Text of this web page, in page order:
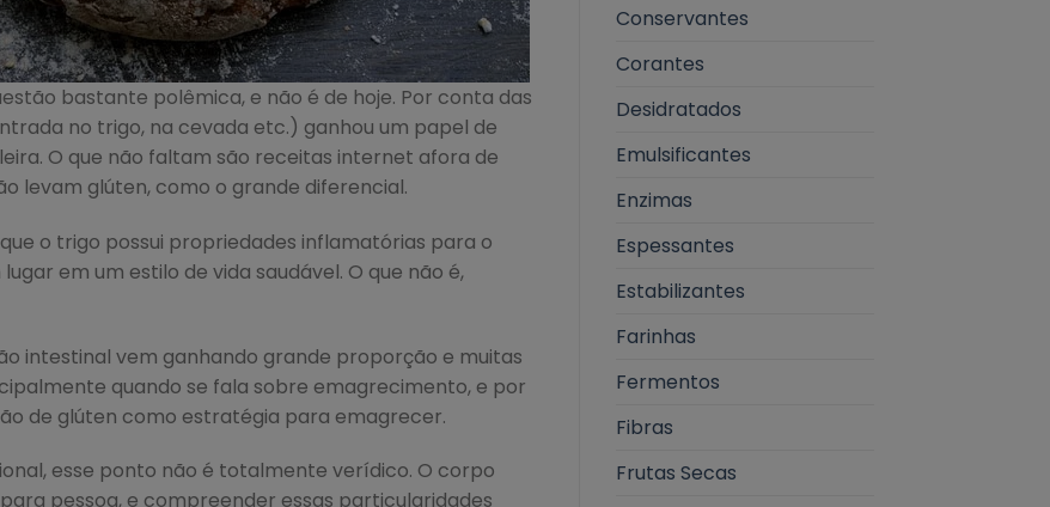
bastante polêmica, e não é de hoje. Por conta das
no trigo, na cevada etc.) ganhou um papel de
O que não faltam são receitas internet afora de
levam glúten, como o grande diferencial.
o trigo possui propriedades inflamatórias para o
em um estilo de vida saudável. O que não é,
intestinal vem ganhando grande proporção e muitas
quando se fala sobre emagrecimento, e por
de glúten como estratégia para emagrecer.
esse ponto não é totalmente verídico. O corpo
pessoa, e compreender essas particularidades
Conservantes
Corantes
Desidratados
Emulsificantes
Enzimas
Espessantes
Estabilizantes
Farinhas
Fermentos
Fibras
Frutas Secas